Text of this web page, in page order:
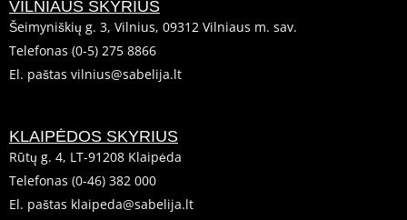
VILNIAUS SKYRIUS
Šeimyniškių g. 3, Vilnius, 09312 Vilniaus m. sav.
Telefonas (0-5) 275 8866
El. paštas vilnius@sabelija.lt
KLAIPĖDOS SKYRIUS
Rūtų g. 4, LT-91208 Klaipėda
Telefonas (0-46) 382 000
El. paštas klaipeda@sabelija.lt